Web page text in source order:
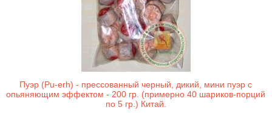
Пуэр (Pu-erh) - прессованный черный, дикий, мини пуэр с
опьяняющим эффектом - 200 гр. (примерно 40 шариков-порций
по 5 гр.) Китай.